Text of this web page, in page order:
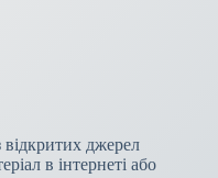
відкритих джерел
в інтернеті або